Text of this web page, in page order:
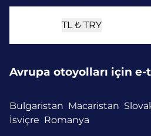
TL ₺ TRY
Avrupa otoyolları için e-
Bulgaristan Macaristan
İsviçre Romanya